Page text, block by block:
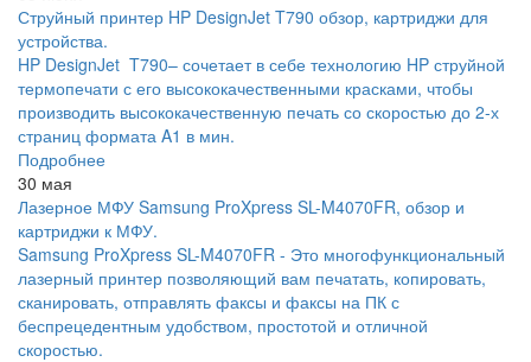
Струйный принтер HP DesignJet T790 обзор, картриджи для
устройства.
HP DesignJet T790– сочетает в себе технологию HP струйной
термопечати с его высококачественными красками, чтобы
производить высококачественную печать со скоростью до 2-х
страниц формата A1 в мин.
Подробнее
30 мая
Лазерное МФУ Samsung ProXpress SL-M4070FR, обзор и
картриджи к МФУ.
Samsung ProXpress SL-M4070FR - Это многофункциональный
лазерный принтер позволяющий вам печатать, копировать,
сканировать, отправлять факсы и факсы на ПК с
беспрецедентным удобством, простотой и отличной
скоростью.